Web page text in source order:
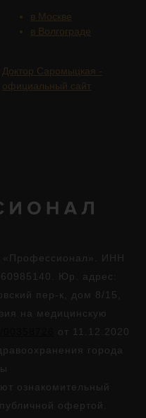
в Москве
в Волгограде
Доктор Саромыцкая -
официальный сайт
«Профессионал». ИНН
Юр. адрес:
пер-к, дом 8/15,
на медицинскую
от 11.12.2020
города
ознакомительный
офертой.